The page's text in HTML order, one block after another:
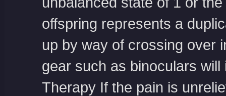
offspring represents a
up by way of crossing over
gear such as binoculars
Therapy If the pain is